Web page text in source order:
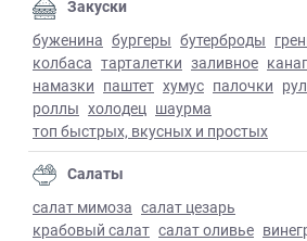
Закуски
буженина бургеры бутерброды
колбаса тарталетки заливное
намазки паштет хумус палочки
роллы холодец шаурма
топ быстрых, вкусных и простых
Салаты
салат мимоза салат цезарь
крабовый салат салат оливье